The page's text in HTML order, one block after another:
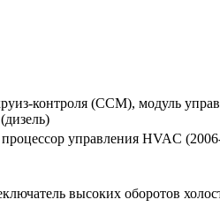
контроля (CCM), модуль
управления HVAC
высоких оборотов